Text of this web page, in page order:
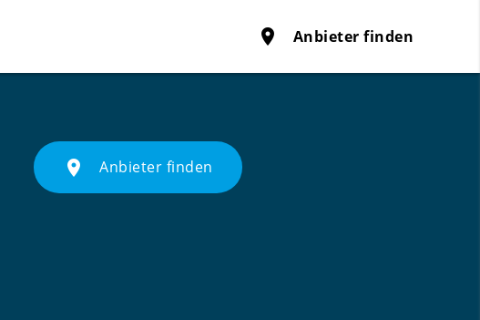
place Anbieter finden
place Anbieter finden